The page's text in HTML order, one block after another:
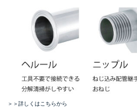
＞＞詳しくはこちらから